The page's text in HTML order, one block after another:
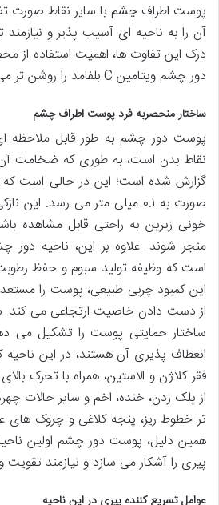
پوست اطراف چشم با سایر نقاط صورت
آن را به ناحیه ای آسیب پذیر و
درک این تفاوت ها، اهمیت استفاده از
دور چشم ویتامین C بلفامد را روشن تر می سازد.
ساختار منحصربه فرد پوست اطراف چشم
پوست دور چشم به طور قابل ملاحظه
گزارش شده است؛ این در حالی است
صورت به ۰.۱ میلی متر می رسد.
خونی زیرین به راحتی قابل مشاهده
منجر شوند. علاوه بر این، ناحیه دور
است که وظیفه تولید سبوم و حفظ
این کمبود چربی طبیعی، پوست را
از دست دادن خاصیت ارتجاعی می کند.
ساختار حمایتی پوست را تشکیل می
انعطاف پذیری آن هستند، در این ناحیه
فقر کلاژن و الاستین، همراه با تحرک
از پلک زدن، خنده، اخم و سایر حالات
تر خطوط ریز، پنجه کلاغی و چروک های
همین دلیل، پوست دور چشم اولین
پیری را آشکار می سازد و نیازمند